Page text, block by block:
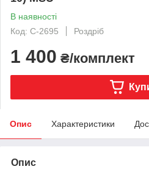
В наявності
Код: C-2695
Роздріб
1 400 ₴/комплект
Опис Характеристики
Опис